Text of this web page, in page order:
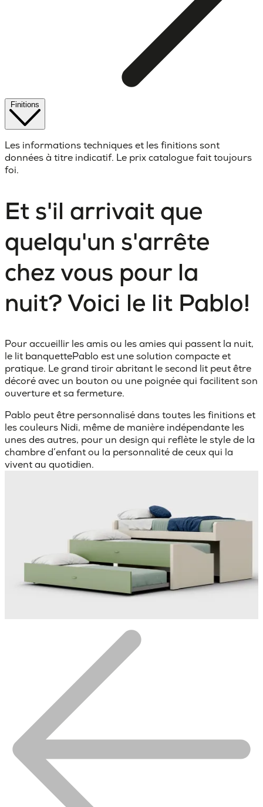
Les informations techniques et les finitions sont
données à titre indicatif. Le prix catalogue fait toujours
foi.
Et s'il arrivait que
quelqu'un s'arrête
chez vous pour la
nuit? Voici le lit Pablo!
Pour accueillir les amis ou les amies qui passent la nuit,
le lit banquettePablo est une solution compacte et
pratique. Le grand tiroir abritant le second lit peut être
décoré avec un bouton ou une poignée qui facilitent son
ouverture et sa fermeture.
Pablo peut être personnalisé dans toutes les finitions et
les couleurs Nidi, même de manière indépendante les
unes des autres, pour un design qui reflète le style de la
chambre d’enfant ou la personnalité de ceux qui la
vivent au quotidien.